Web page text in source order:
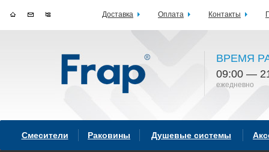
ВРЕМЯ
09:00 —
ежедневно
Смесители Раковины Душевые системы
Доставка Оплата Контакты